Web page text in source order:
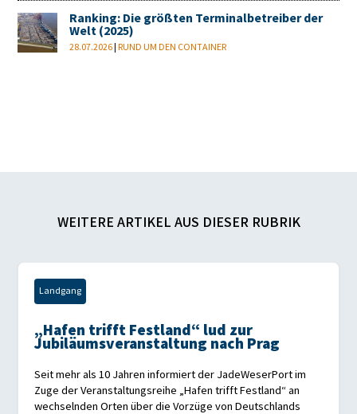
Ranking: Die größten Terminalbetreiber der
Welt (2025)
28.07.2026 |RUND UM DEN CONTAINER
WEITERE ARTIKEL AUS DIESER RUBRIK
Landgang
„Hafen trifft Festland“ lud zur
Jubiläumsveranstaltung nach Prag
Seit mehr als 10 Jahren informiert der JadeWeserPort im
Zuge der Veranstaltungsreihe „Hafen trifft Festland“ an
wechselnden Orten über die Vorzüge von Deutschlands